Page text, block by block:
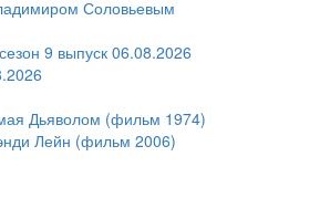
Соловьевым
9 выпуск 06.08.2026
Дьяволом (фильм 1974)
Лейн (фильм 2006)